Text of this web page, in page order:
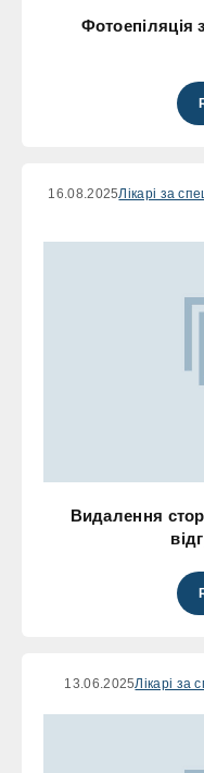
Фотоепіляція
16.08.2025Лікарі за
Видалення
13.06.2025Лікарі за